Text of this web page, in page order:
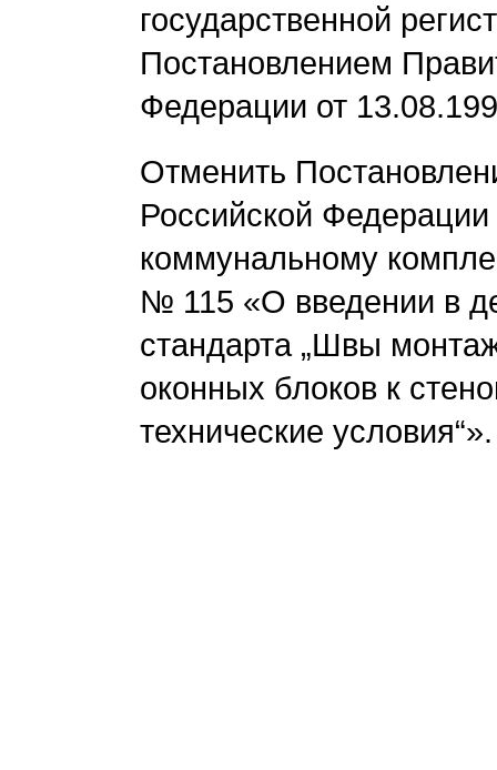
государственной
Постановлением
Федерации от
Отменить
Российской
коммунальному
№ 115 «О введении в
стандарта „Швы
оконных блоков к
технические условия“».